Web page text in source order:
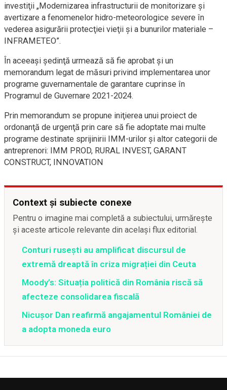
investiţii „Modernizarea infrastructurii de monitorizare şi
avertizare a fenomenelor hidro-meteorologice severe în
vederea asigurării protecţiei vieţii şi a bunurilor materiale –
INFRAMETEO”.
În aceeaşi şedinţă urmează să fie aprobat şi un
memorandum legat de măsuri privind implementarea unor
programe guvernamentale de garantare cuprinse în
Programul de Guvernare 2021-2024.
Prin memorandum se propune iniţierea unui proiect de
ordonanţă de urgenţă prin care să fie adoptate mai multe
programe destinate sprijinirii IMM-urilor şi altor categorii de
antreprenori: IMM PROD, RURAL INVEST, GARANT
CONSTRUCT, INNOVATION
Context și subiecte conexe
Pentru o imagine mai completă a subiectului, urmărește
și aceste articole relevante din același flux editorial.
Conturi rusești au amplificat discursul de
extremă dreaptă în criza migrației din Ceuta
Moody’s: Situația politică din România riscă să
afecteze consolidarea fiscală
Nicușor Dan reafirmă angajamentul României de
a adopta moneda euro